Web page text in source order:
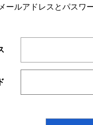
メールアドレスとパスワ